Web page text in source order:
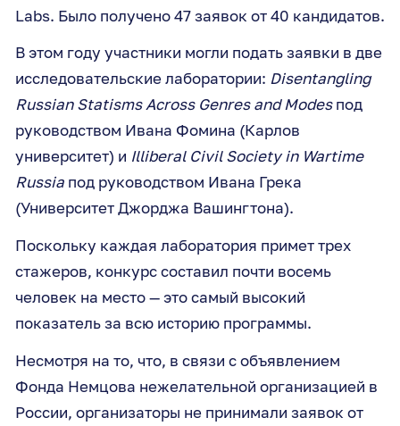
Labs. Было получено 47 заявок от 40 кандидатов.
В этом году участники могли подать заявки в две
исследовательские лаборатории: Disentangling
Russian Statisms Across Genres and Modesпод
руководством Ивана Фомина (Карлов
университет) и Illiberal Civil Society in Wartime
Russia под руководством Ивана Грека
(Университет Джорджа Вашингтона).
Поскольку каждая лаборатория примет трех
стажеров, конкурс составил почти восемь
человек на место — это самый высокий
показатель за всю историю программы.
Несмотря на то, что, в связи с объявлением
Фонда Немцова нежелательной организацией в
России, организаторы не принимали заявок от